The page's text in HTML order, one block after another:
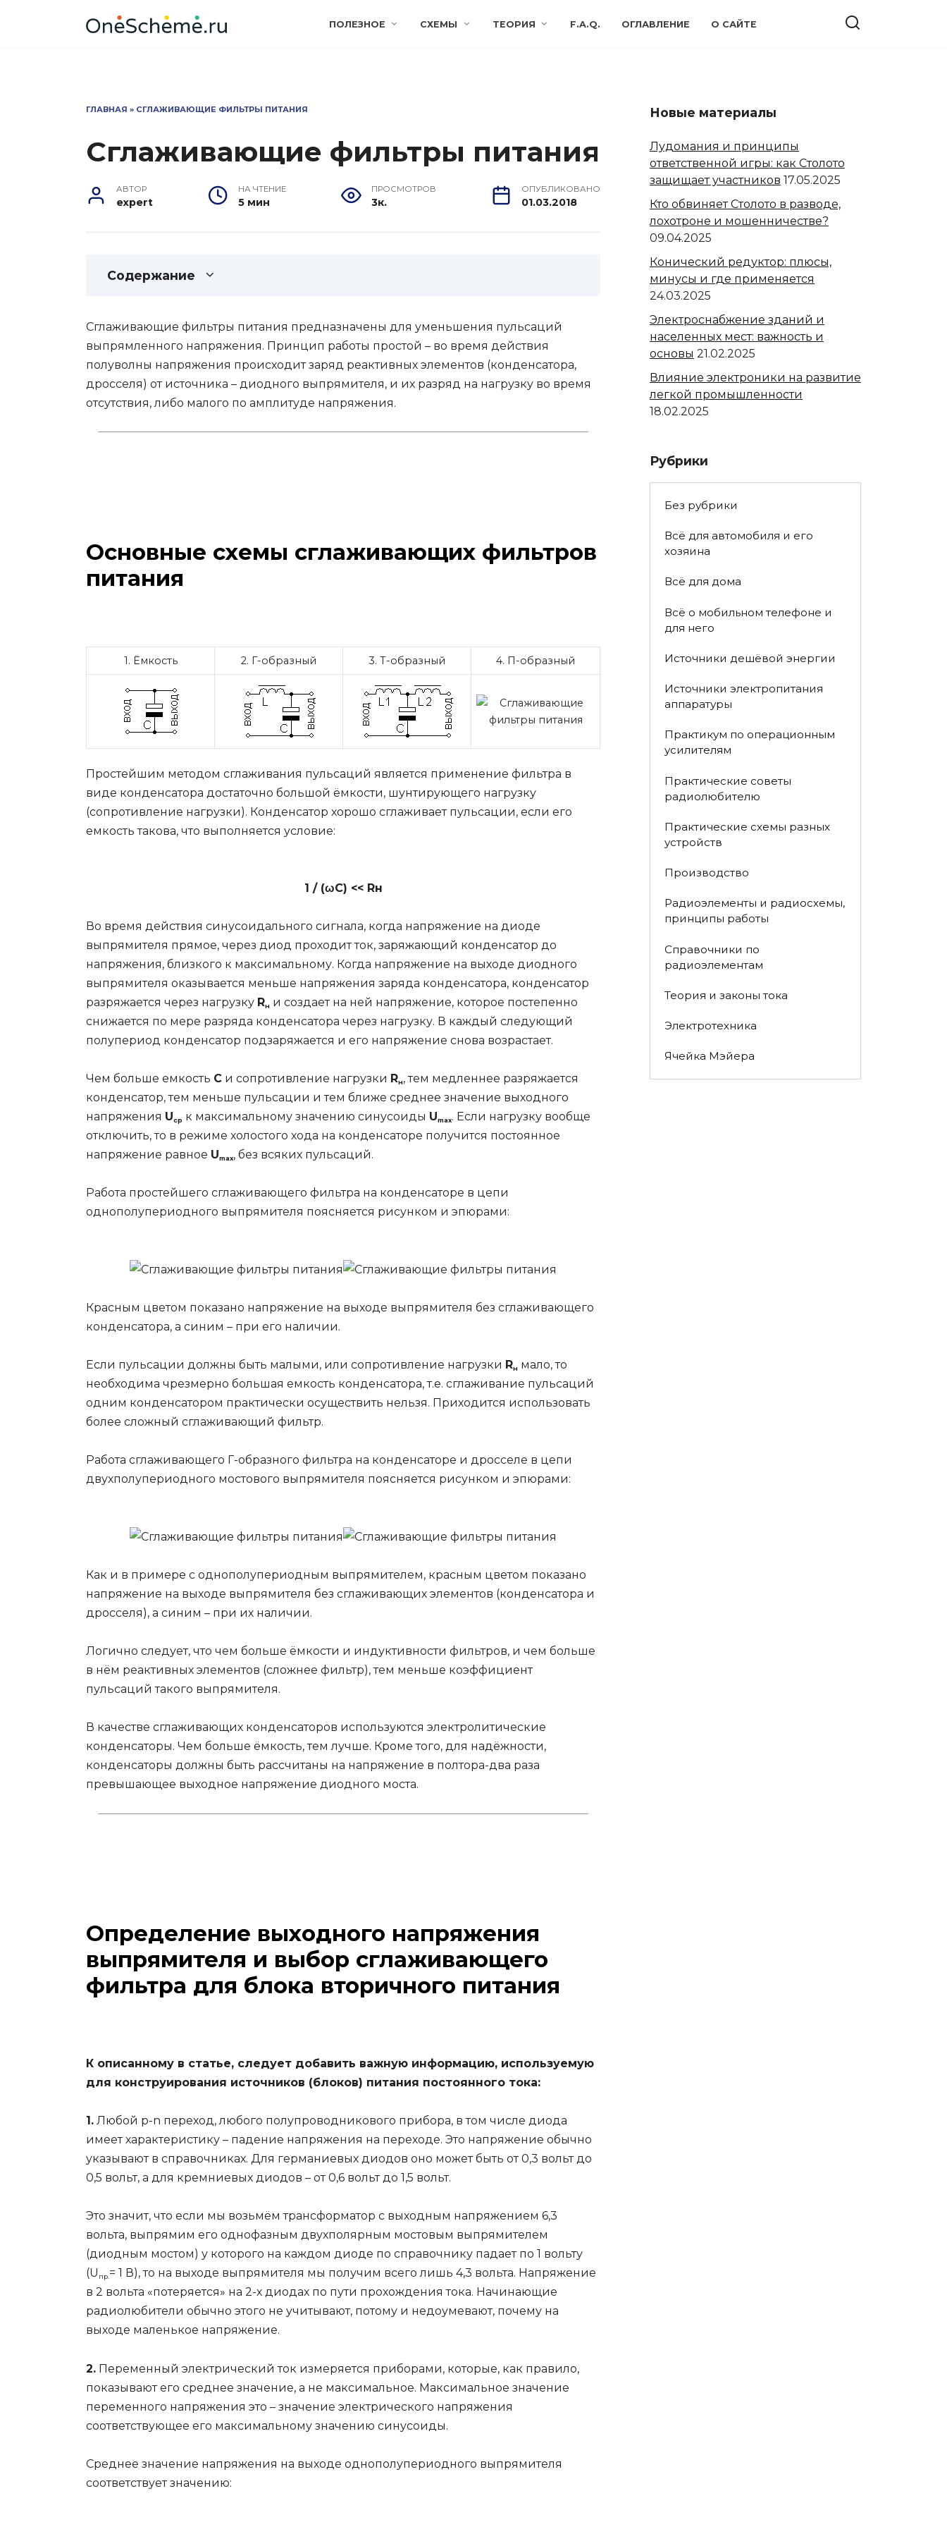
ПОЛЕЗНОЕ СХЕМЫ ТЕОРИЯ F.A.Q. ОГЛАВЛЕНИЕ О САЙТЕ
ГЛАВНАЯ » СГЛАЖИВАЮЩИЕ ФИЛЬТРЫ ПИТАНИЯ
Сглаживающие фильтры питания
АВТОР
expert
НА ЧТЕНИЕ
5 мин
ПРОСМОТРОВ
3к.
ОПУБЛИКОВАНО
01.03.2018
Содержание
Сглаживающие фильтры питания предназначены для уменьшения пульсаций
выпрямленного напряжения. Принцип работы простой – во время действия
полуволны напряжения происходит заряд реактивных элементов (конденсатора,
дросселя) от источника – диодного выпрямителя, и их разряд на нагрузку во время
отсутствия, либо малого по амплитуде напряжения.
Основные схемы сглаживающих фильтров
питания
1. Ёмкость 2. Г-образный 3. Т-образный 4. П-образный
Простейшим методом сглаживания пульсаций является применение фильтра в
виде конденсатора достаточно большой ёмкости, шунтирующего нагрузку
(сопротивление нагрузки). Конденсатор хорошо сглаживает пульсации, если его
емкость такова, что выполняется условие:
1 / (ωС) << Rн
Во время действия синусоидального сигнала, когда напряжение на диоде
выпрямителя прямое, через диод проходит ток, заряжающий конденсатор до
напряжения, близкого к максимальному. Когда напряжение на выходе диодного
выпрямителя оказывается меньше напряжения заряда конденсатора, конденсатор
разряжается через нагрузку Rн и создает на ней напряжение, которое постепенно
снижается по мере разряда конденсатора через нагрузку. В каждый следующий
полупериод конденсатор подзаряжается и его напряжение снова возрастает.
Чем больше емкость С и сопротивление нагрузки Rн, тем медленнее разряжается
конденсатор, тем меньше пульсации и тем ближе среднее значение выходного
напряжения Uср к максимальному значению синусоиды Umax. Если нагрузку вообще
отключить, то в режиме холостого хода на конденсаторе получится постоянное
напряжение равное Umax, без всяких пульсаций.
Работа простейшего сглаживающего фильтра на конденсаторе в цепи
однополупериодного выпрямителя поясняется рисунком и эпюрами:
Красным цветом показано напряжение на выходе выпрямителя без сглаживающего
конденсатора, а синим – при его наличии.
Если пульсации должны быть малыми, или сопротивление нагрузки Rн мало, то
необходима чрезмерно большая емкость конденсатора, т.е. сглаживание пульсаций
одним конденсатором практически осуществить нельзя. Приходится использовать
более сложный сглаживающий фильтр.
Работа сглаживающего Г-образного фильтра на конденсаторе и дросселе в цепи
двухполупериодного мостового выпрямителя поясняется рисунком и эпюрами:
Как и в примере с однополупериодным выпрямителем, красным цветом показано
напряжение на выходе выпрямителя без сглаживающих элементов (конденсатора и
дросселя), а синим – при их наличии.
Логично следует, что чем больше ёмкости и индуктивности фильтров, и чем больше
в нём реактивных элементов (сложнее фильтр), тем меньше коэффициент
пульсаций такого выпрямителя.
В качестве сглаживающих конденсаторов используются электролитические
конденсаторы. Чем больше ёмкость, тем лучше. Кроме того, для надёжности,
конденсаторы должны быть рассчитаны на напряжение в полтора-два раза
превышающее выходное напряжение диодного моста.
Определение выходного напряжения
выпрямителя и выбор сглаживающего
фильтра для блока вторичного питания
К описанному в статье, следует добавить важную информацию, используемую
для конструирования источников (блоков) питания постоянного тока:
1. Любой p-n переход, любого полупроводникового прибора, в том числе диода
имеет характеристику – падение напряжения на переходе. Это напряжение обычно
указывают в справочниках. Для германиевых диодов оно может быть от 0,3 вольт до
0,5 вольт, а для кремниевых диодов – от 0,6 вольт до 1,5 вольт.
Это значит, что если мы возьмём трансформатор с выходным напряжением 6,3
вольта, выпрямим его однофазным двухполярным мостовым выпрямителем
(диодным мостом) у которого на каждом диоде по справочнику падает по 1 вольту
(U пр.= 1 В), то на выходе выпрямителя мы получим всего лишь 4,3 вольта. Напряжение
в 2 вольта «потеряется» на 2-х диодах по пути прохождения тока. Начинающие
радиолюбители обычно этого не учитывают, потому и недоумевают, почему на
выходе маленькое напряжение.
2. Переменный электрический ток измеряется приборами, которые, как правило,
показывают его среднее значение, а не максимальное. Максимальное значение
переменного напряжения это – значение электрического напряжения
соответствующее его максимальному значению синусоиды.
Среднее значение напряжения на выходе однополупериодного выпрямителя
соответствует значению:
Новые материалы
Лудомания и принципы
ответственной игры: как Столото
защищает участников 17.05.2025
Кто обвиняет Столото в разводе,
лохотроне и мошенничестве?
09.04.2025
Конический редуктор: плюсы,
минусы и где применяется
24.03.2025
Электроснабжение зданий и
населенных мест: важность и
основы 21.02.2025
Влияние электроники на развитие
легкой промышленности
18.02.2025
Рубрики
Без рубрики
Всё для автомобиля и его
хозяина
Всё для дома
Всё о мобильном телефоне и
для него
Источники дешёвой энергии
Источники электропитания
аппаратуры
Практикум по операционным
усилителям
Практические советы
радиолюбителю
Практические схемы разных
устройств
Производство
Радиоэлементы и радиосхемы,
принципы работы
Справочники по
радиоэлементам
Теория и законы тока
Электротехника
Ячейка Мэйера